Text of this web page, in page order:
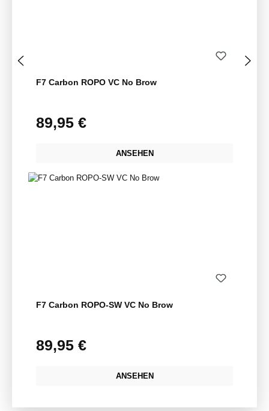
F7 Carbon ROPO VC No Brow
Regulärer Preis:
89,95 €
ANSEHEN
F7 Carbon ROPO-SW VC No Brow
Regulärer Preis:
89,95 €
ANSEHEN